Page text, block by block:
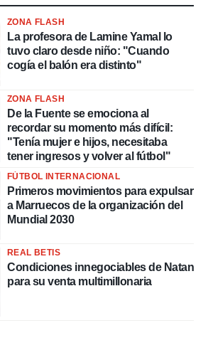
ZONA FLASH
La profesora de Lamine Yamal lo
tuvo claro desde niño: "Cuando
cogía el balón era distinto"
ZONA FLASH
De la Fuente se emociona al
recordar su momento más difícil:
"Tenía mujer e hijos, necesitaba
tener ingresos y volver al fútbol"
FÚTBOL INTERNACIONAL
Primeros movimientos para expulsar
a Marruecos de la organización del
Mundial 2030
REAL BETIS
Condiciones innegociables de Natan
para su venta multimillonaria